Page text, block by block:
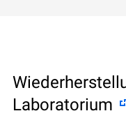
Laboratorium